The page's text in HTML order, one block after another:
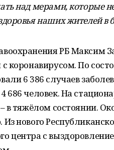
над мерами, которые
наших жителей в
РБ Максим
коронавирусом. По
6 386 случаев
686 человек. На
в тяжёлом состоянии.
нового
центра с